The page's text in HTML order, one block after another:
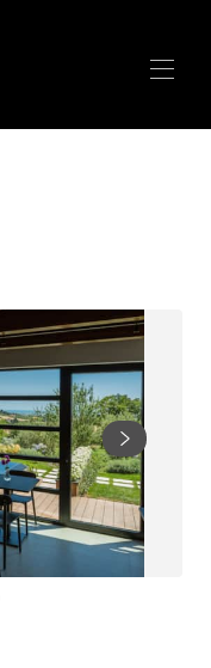
Luxury B&B ▾
bosquet